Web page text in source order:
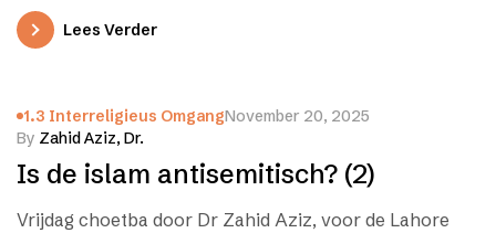
van de…
Lees Verder
1.3 Interreligieus OmgangNovember 20, 2025
By Zahid Aziz, Dr.
Is de islam antisemitisch? (2)
Vrijdag choetba door Dr Zahid Aziz, voor de Lahore